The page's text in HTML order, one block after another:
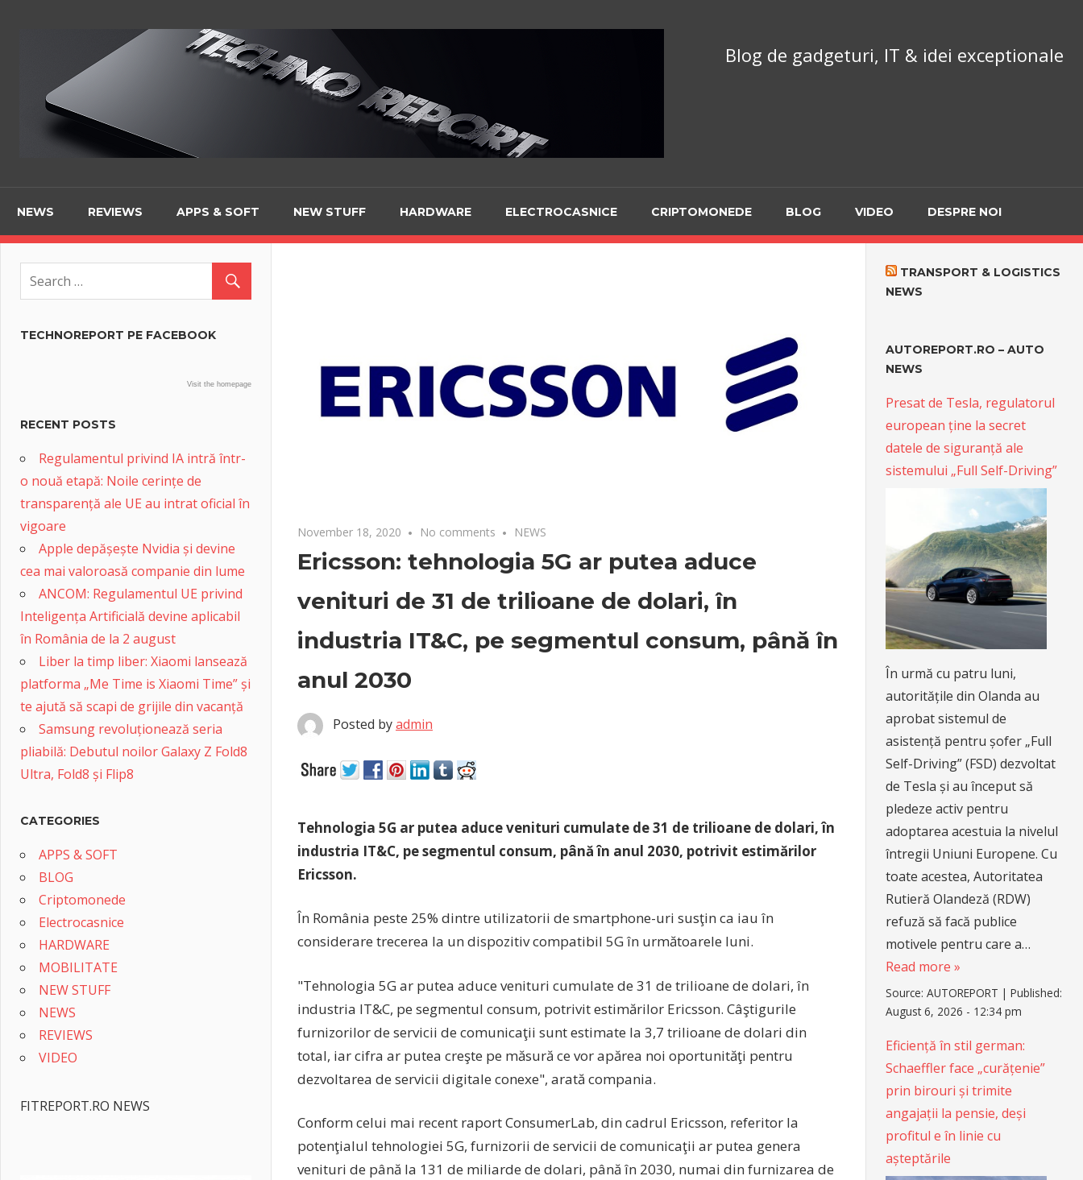
TechnoReport.ro
Blog de gadgeturi, IT & idei exceptionale
NEWS REVIEWS APPS & SOFT NEW STUFF HARDWARE ELECTROCASNICE CRIPTOMONEDE BLOG VIDEO DESPRE NOI
November 18, 2020 No comments NEWS
Ericsson: tehnologia 5G ar putea aduce
venituri de 31 de trilioane de dolari, în
industria IT&C, pe segmentul consum, până în
anul 2030
Posted byadmin
Tehnologia 5G ar putea aduce venituri cumulate de 31 de trilioane de dolari, în
industria IT&C, pe segmentul consum, până în anul 2030, potrivit estimărilor
Ericsson.
În România peste 25% dintre utilizatorii de smartphone-uri susţin ca iau în
considerare trecerea la un dispozitiv compatibil 5G în următoarele luni.
"Tehnologia 5G ar putea aduce venituri cumulate de 31 de trilioane de dolari, în
industria IT&C, pe segmentul consum, potrivit estimărilor Ericsson. Câştigurile
furnizorilor de servicii de comunicaţii sunt estimate la 3,7 trilioane de dolari din
total, iar cifra ar putea creşte pe măsură ce vor apărea noi oportunităţi pentru
dezvoltarea de servicii digitale conexe", arată compania.
Conform celui mai recent raport ConsumerLab, din cadrul Ericsson, referitor la
potenţialul tehnologiei 5G, furnizorii de servicii de comunicaţii ar putea genera
venituri de până la 131 de miliarde de dolari, până în 2030, numai din furnizarea de
TECHNOREPORT PE FACEBOOK
Visit the homepage
RECENT POSTS
Regulamentul privind IA intră într-
o nouă etapă: Noile cerințe de
transparență ale UE au intrat oficial în
vigoare
Apple depășește Nvidia și devine
cea mai valoroasă companie din lume
ANCOM: Regulamentul UE privind
Inteligența Artificială devine aplicabil
în România de la 2 august
Liber la timp liber: Xiaomi lansează
platforma „Me Time is Xiaomi Time” și
te ajută să scapi de grijile din vacanță
Samsung revoluționează seria
pliabilă: Debutul noilor Galaxy Z Fold8
Ultra, Fold8 și Flip8
CATEGORIES
APPS & SOFT
BLOG
Criptomonede
Electrocasnice
HARDWARE
MOBILITATE
NEW STUFF
NEWS
REVIEWS
VIDEO
FITREPORT.RO NEWS
TRANSPORT & LOGISTICS
NEWS
AUTOREPORT.RO – AUTO
NEWS
Presat de Tesla, regulatorul
european ține la secret
datele de siguranță ale
sistemului „Full Self-Driving”
În urmă cu patru luni,
autoritățile din Olanda au
aprobat sistemul de
asistență pentru șofer „Full
Self-Driving” (FSD) dezvoltat
de Tesla și au început să
pledeze activ pentru
adoptarea acestuia la nivelul
întregii Uniuni Europene. Cu
toate acestea, Autoritatea
Rutieră Olandeză (RDW)
refuză să facă publice
motivele pentru care a…
Read more »
Source:AUTOREPORT |Published:
August 6, 2026 - 12:34 pm
Eficiență în stil german:
Schaeffler face „curățenie”
prin birouri și trimite
angajații la pensie, deși
profitul e în linie cu
așteptările